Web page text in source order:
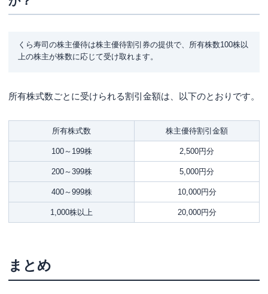
くら寿司の株主優待は株主優待割引券の提供で、所有株数100株以
上の株主が株数に応じて受け取れます。
所有株式数ごとに受けられる割引金額は、以下のとおりです。
所有株式数 株主優待割引金額
100～199株 2,500円分
200～399株 5,000円分
400～999株 10,000円分
1,000株以上 20,000円分
まとめ